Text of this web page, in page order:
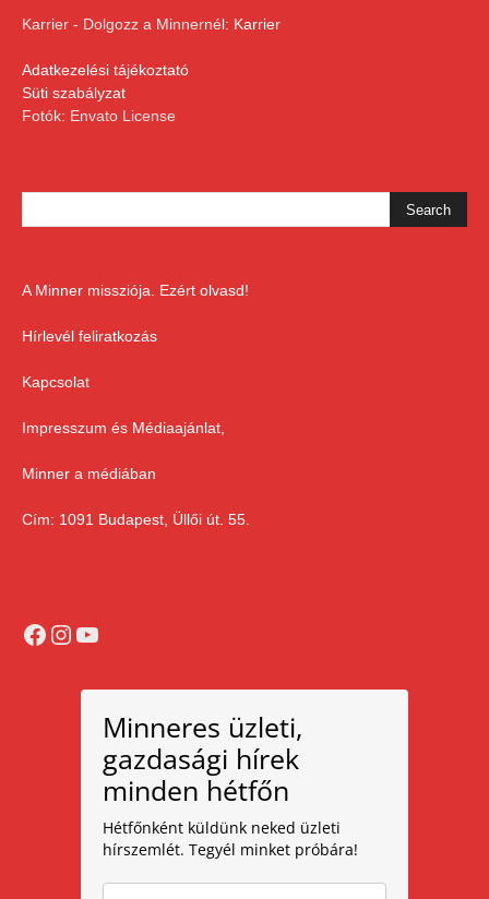
Karrier - Dolgozz a Minnernél: Karrier
Adatkezelési tájékoztató
Süti szabályzat
Fotók: Envato License
A Minner missziója. Ezért olvasd!
Hírlevél feliratkozás
Kapcsolat
Impresszum és Médiaajánlat,
Minner a médiában
Cím: 1091 Budapest, Üllői út. 55.
Facebook
Instagram
YouTube
Minneres üzleti,
gazdasági hírek
minden hétfőn
Hétfőnként küldünk neked üzleti
hírszemlét. Tegyél minket próbára!